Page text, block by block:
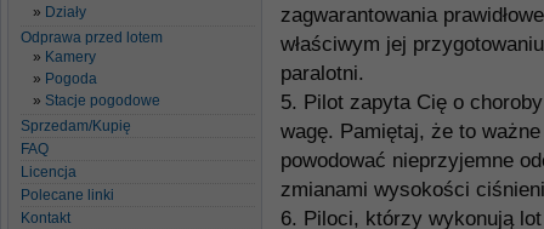
Działy
Odprawa przed lotem
Kamery
Pogoda
Stacje pogodowe
Sprzedam/Kupię
FAQ
Licencja
Polecane linki
Kontakt
zagwarantowania
właściwym jej
paralotni.
5. Pilot zapyta Cię o
wagę. Pamiętaj, że to
powodować nieprzyjemne
zmianami wysokości
6. Piloci, którzy wykonują